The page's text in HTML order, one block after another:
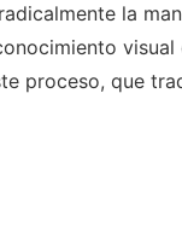
la
proceso, que